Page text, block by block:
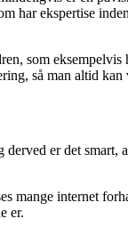
har ekspertise
som eksempelvis
så man altid
er det smart,
mange internet
er.